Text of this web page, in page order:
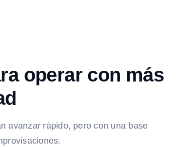
operar con más
avanzar rápido, pero con una base